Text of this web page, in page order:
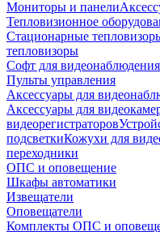
Мониторы и панели
Тепловизионное
Стационарные
тепловизоры
Софт для видеонаблюдения
Пульты управления
Аксессуары для
Аксессуары для
видеорегистраторов
подсветкиКожухи для
переходники
ОПС и оповещение
Шкафы автоматики
Извещатели
Оповещатели
Комплекты ОПС и